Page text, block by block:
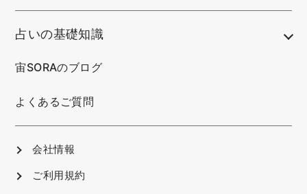
占いの基礎知識
宙SORAのブログ
よくあるご質問
会社情報
ご利用規約